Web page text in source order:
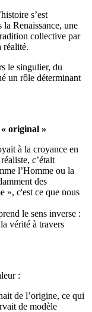
s’est
Renaissance, une
collective par
réalité.
le singulier, du
un rôle déterminant
original »
à la croyance en
c’était
l’Homme ou la
des
», c'est ce que nous
le sens inverse :
vérité à travers
:
de l’origine, ce qui
de modèle